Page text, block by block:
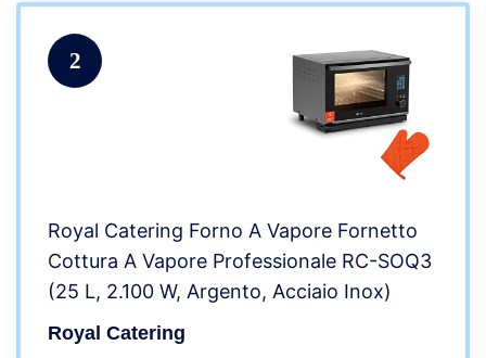
2
Royal Catering Forno A Vapore Fornetto
Cottura A Vapore Professionale RC-SOQ3
(25 L, 2.100 W, Argento, Acciaio Inox)
Royal Catering